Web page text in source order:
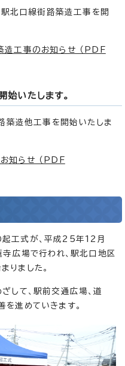
北口線街路築造工事を開
造工事のお知らせ （PDF
いたします。
造他工事を開始いたしま
知らせ （PDF
工式が、平成25年12月
広場で行われ、駅北口地区
りました。
して、駅前交通広場、道
進めていきます。